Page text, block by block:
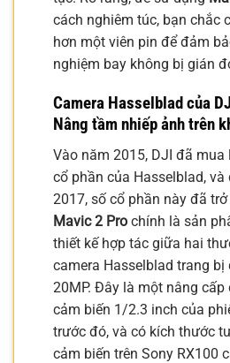
cách nghiêm túc, bạn chắc
hơn một viên pin để đảm
nghiệm bay không bị gián
Camera Hasselblad của
Nâng tầm nhiếp ảnh trên
Vào năm 2015, DJI đã
cổ phần của Hasselblad,
2017, số cổ phần này đã
Mavic 2 Pro chính là sản
thiết kế hợp tác giữa hai
camera Hasselblad trang bị
20MP. Đây là một nâng cấp
cảm biến 1/2.3 inch của
trước đó, và có kích thước
cảm biến trên Sony RX100